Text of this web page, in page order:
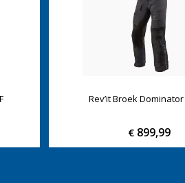
Rev’it Broek Dominator
€ 899,99